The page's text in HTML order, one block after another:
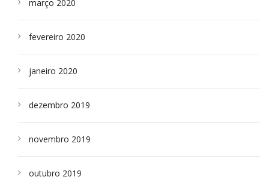
março 2020
fevereiro 2020
janeiro 2020
dezembro 2019
novembro 2019
outubro 2019